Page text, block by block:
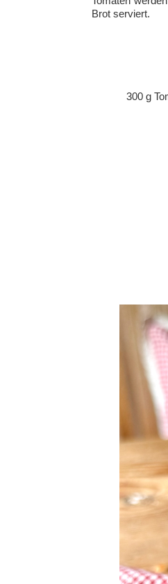
Brot serviert.
300 g